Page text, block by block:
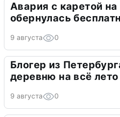
Авария с каретой
обернулась
9 августа 0
Блогер из
деревню на всё лето
9 августа 0